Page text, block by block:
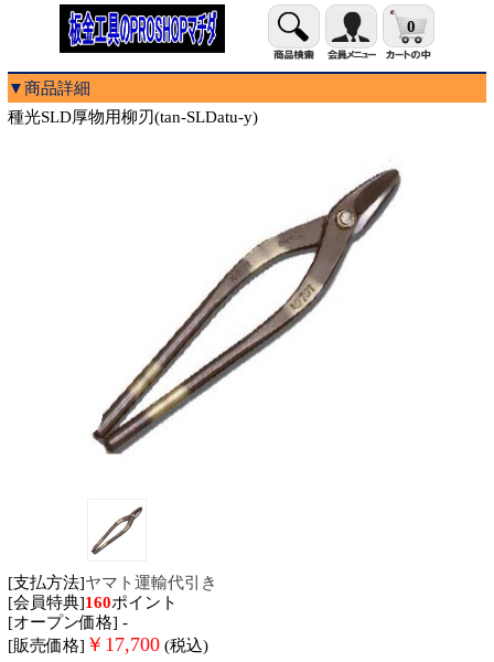
0
▼商品詳細
種光SLD厚物用柳刃(tan-SLDatu-y)
[支払方法]ヤマト運輸代引き
[会員特典]160ポイント
[オープン価格] -
[販売価格] ￥ 17,700 (税込)